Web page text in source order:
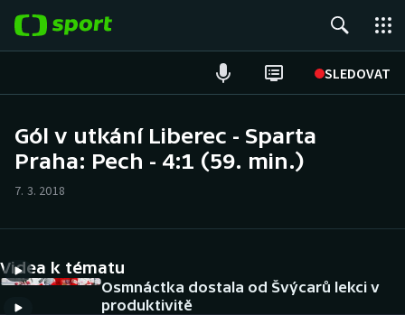
SLEDOVAT
Hokej
Cyklistika
Gól v utkání Liberec - Sparta
Praha: Pech - 4:1 (59. min.)
7. 3. 2018
Videa k tématu
Osmnáctka dostala od Švýcarů lekci v
produktivitě